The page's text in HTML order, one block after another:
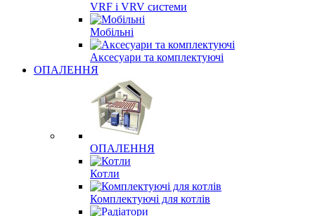
VRF і VRV системи
Мобільні
Аксесуари та комплектуючі
ОПАЛЕННЯ
ОПАЛЕННЯ
Котли
Комплектуючі для котлів